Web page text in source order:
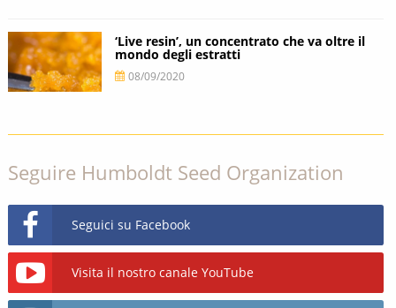
‘Live resin’, un concentrato che va oltre il
mondo degli estratti
08/09/2020
Seguire Humboldt Seed Organization
Seguici su Facebook
Visita il nostro canale YouTube